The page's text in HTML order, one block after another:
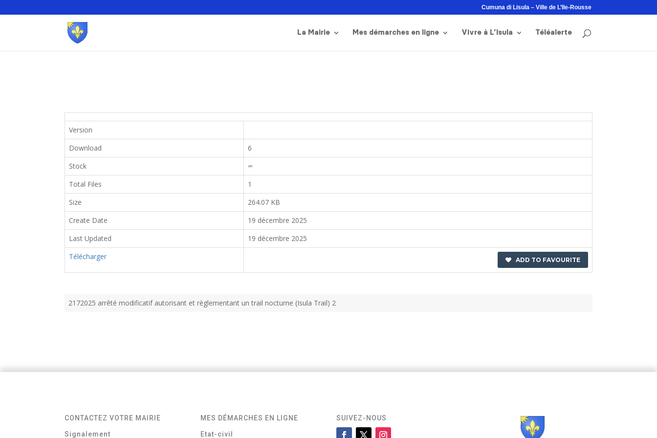
Cumuna di Lisula – Ville de L’Ile-Rousse
La Mairie Mes démarches en ligne Vivre à L’Isula Téléalerte
Version
Download
6
Stock
∞
Total Files
1
Size
264.07 KB
Create Date
19 décembre 2025
Last Updated
19 décembre 2025
Télécharger
ADD TO FAVOURITE
2172025 arrêté modificatif autorisant et règlementant un trail nocturne (Isula Trail) 2
CONTACTEZ VOTRE MAIRIE
Signalement
MES DÉMARCHES EN LIGNE
Etat-civil
SUIVEZ-NOUS